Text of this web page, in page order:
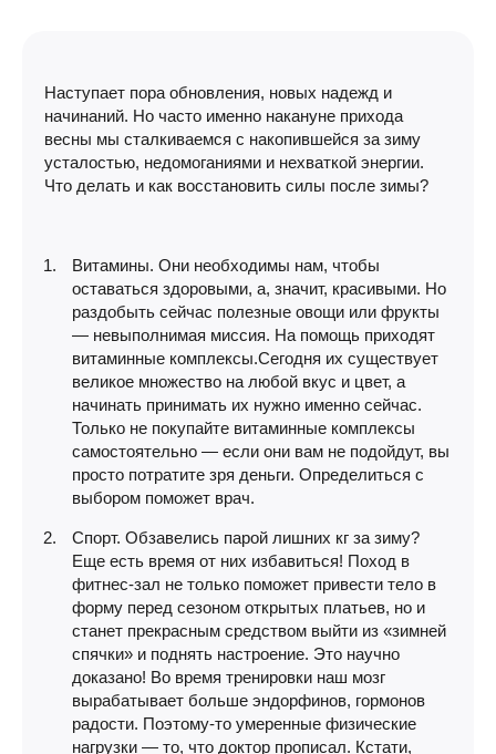
Наступает пора обновления, новых надежд и
начинаний. Но часто именно накануне прихода
весны мы сталкиваемся с накопившейся за зиму
усталостью, недомоганиями и нехваткой энергии.
Что делать и как восстановить силы после зимы?
Витамины. Они необходимы нам, чтобы
оставаться здоровыми, а, значит, красивыми. Но
раздобыть сейчас полезные овощи или фрукты
— невыполнимая миссия. На помощь приходят
витаминные комплексы.Сегодня их существует
великое множество на любой вкус и цвет, а
начинать принимать их нужно именно сейчас.
Только не покупайте витаминные комплексы
самостоятельно — если они вам не подойдут, вы
просто потратите зря деньги. Определиться с
выбором поможет врач.
Спорт. Обзавелись парой лишних кг за зиму?
Еще есть время от них избавиться! Поход в
фитнес-зал не только поможет привести тело в
форму перед сезоном открытых платьев, но и
станет прекрасным средством выйти из «зимней
спячки» и поднять настроение. Это научно
доказано! Во время тренировки наш мозг
вырабатывает больше эндорфинов, гормонов
радости. Поэтому-то умеренные физические
нагрузки — то, что доктор прописал. Кстати,